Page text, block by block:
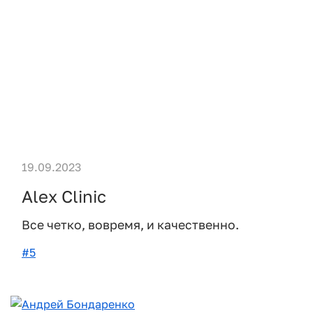
Alex Clinic
Все четко, вовремя, и качественно.
19.09.2023
#5